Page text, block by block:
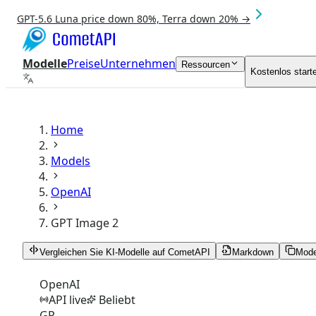
GPT-5.6 Luna price down 80%, Terra down 20% →
ModellePreiseUnternehmen Ressourcen
Kostenlos
Home
Models
OpenAI
GPT Image 2
Vergleichen Sie KI-Modelle auf CometAPI Markdown
OpenAI
API live
Beliebt